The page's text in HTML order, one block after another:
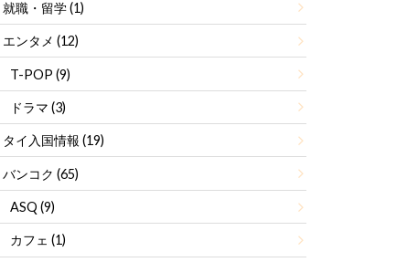
就職・留学(1)
エンタメ(12)
T-POP (9)
ドラマ (3)
タイ入国情報(19)
バンコク(65)
ASQ (9)
カフェ (1)